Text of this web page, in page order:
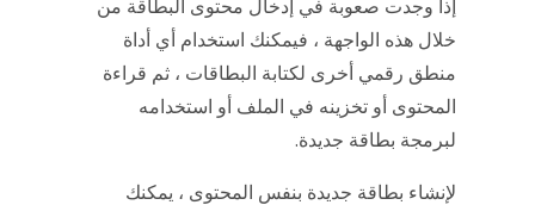
إذا وجدت صعوبة في إدخال محتوى البطاقة من
خلال هذه الواجهة ، فيمكنك استخدام أي أداة
منطق رقمي أخرى لكتابة البطاقات ، ثم قراءة
المحتوى أو تخزينه في الملف أو استخدامه
لبرمجة بطاقة جديدة.
لإنشاء بطاقة جديدة بنفس المحتوى ، يمكنك